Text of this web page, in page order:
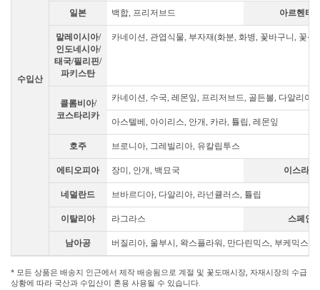
수입산
일본 백합, 프리저브드 아르헨티
말레이시아/
인도네시아/
태국/필리핀/
파키스탄
카네이션, 관엽식물, 부자재(화분, 화병, 꽃바구니, 꽃상
콜롬비아/
코스타리카
카네이션, 수국, 레몬잎, 프리저브드, 골든볼, 다알리아,
아스텔베, 아이리스, 안개, 카라, 튤립, 레몬잎
호주 브로니아, 그레빌리아, 유칼립투스
에티오피아 장미, 안개, 백묘국 이스라엘
네덜란드 브바르디아, 다알리아, 라넌큘러스, 튤립
이탈리아 라그라스 스페인
남아공 버질리아, 울부시, 왁스플라워, 만다린믹스, 부케믹스,
* 모든 상품은 배송지 인근에서 제작 배송됨으로 계절 및 꽃도매시장, 자재시장의 수급
상황에 따라 국산과 수입산이 혼용 사용될 수 있습니다.